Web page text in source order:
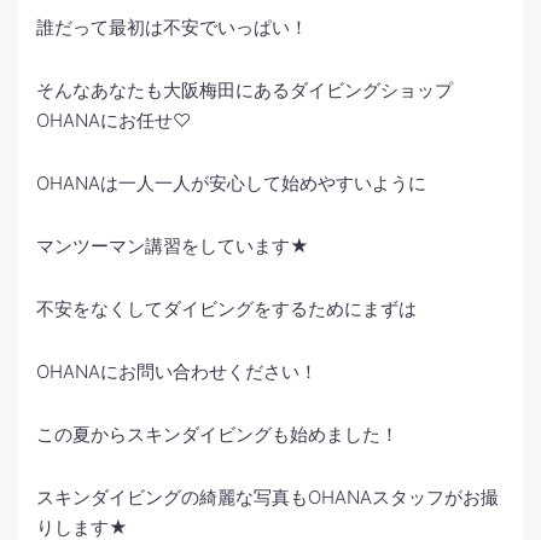
誰だって最初は不安でいっぱい！
そんなあなたも大阪梅田にあるダイビングショップ
OHANAにお任せ♡
OHANAは一人一人が安心して始めやすいように
マンツーマン講習をしています★
不安をなくしてダイビングをするためにまずは
OHANAにお問い合わせください！
この夏からスキンダイビングも始めました！
スキンダイビングの綺麗な写真もOHANAスタッフがお撮
りします★